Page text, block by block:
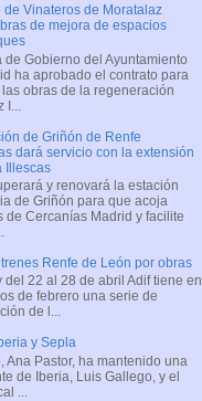
de Vinateros de Moratalaz
de mejora de espacios
de Gobierno del Ayuntamiento
ha aprobado el contrato para
obras de la regeneración
de Griñón de Renfe
dará servicio con la extensión
Illescas
y renovará la estación
de Griñón para que acoja
de Cercanías Madrid y facilite
Renfe de León por obras
del 22 al 28 de abril Adif tiene en
de febrero una serie de
de l...
y Sepla
Ana Pastor, ha mantenido una
de Iberia, Luis Gallego, y el
...